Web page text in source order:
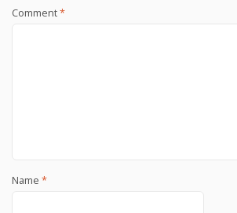
Comment*
Name *